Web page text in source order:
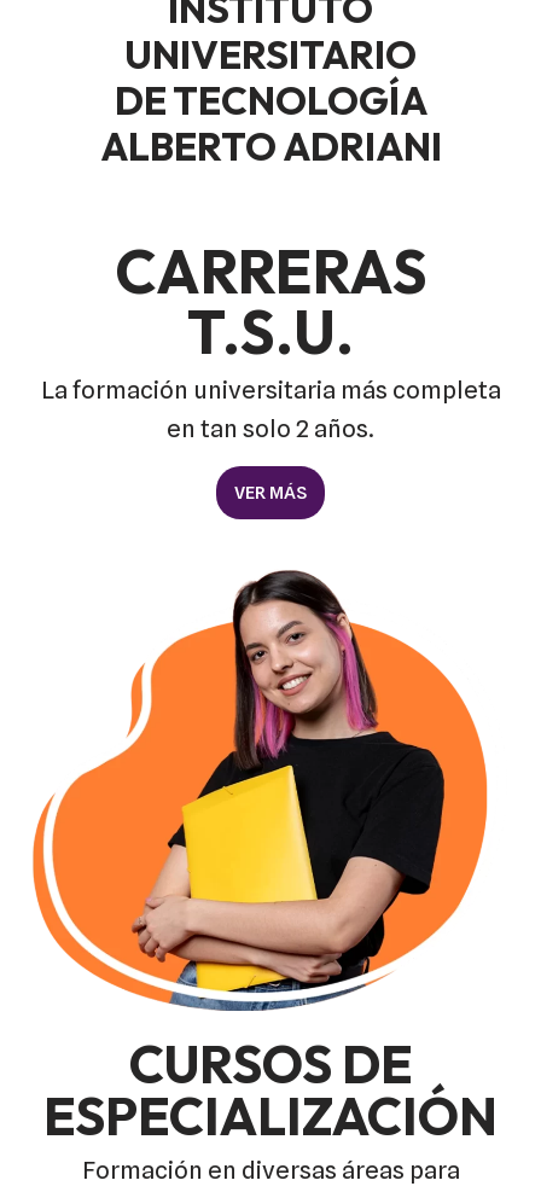
UNIVERSITARIO
DE TECNOLOGÍA
ALBERTO ADRIANI
CARRERAS
T.S.U.
La formación universitaria más completa
en tan solo 2 años.
VER MÁS
CURSOS DE
ESPECIALIZACIÓN
Formación en diversas áreas para